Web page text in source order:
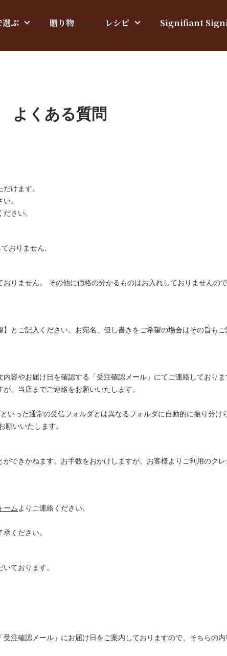
選ぶ 贈り物 レシピ Signifiant
よくある質問
けます。
。
さい。
おりません。
りません。 その他に価格の分かるものはお入れしておりませんの
とご記入ください。お宛名、但し書きをご希望の場合はその旨も
容やお届け日を確認する「受注確認メール」にてご連絡しておりま
、当店までご連絡をお願いいたします。
った通常の受信フォルダとは異なるフォルダに自動的に振り分け
いいたします。
できかねます。お手数をおかけしますが、お客様よりご利用のク
ームよりご連絡ください。
ください。
ております。
注確認メール」にお届け日をご案内しておりますので、そちらの内